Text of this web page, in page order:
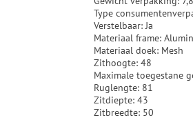
Type
Verstelbaar: Ja
Materiaal frame:
Materiaal doek: Mesh
Zithoogte: 48
Maximale toegestane
Ruglengte: 81
Zitdiepte: 43
Zitbreedte: 50